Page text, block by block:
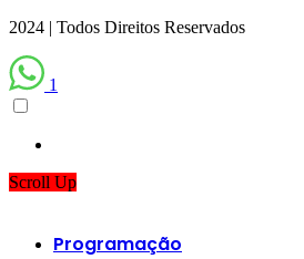
2024 | Todos Direitos Reservados
1
Scroll Up
Programação